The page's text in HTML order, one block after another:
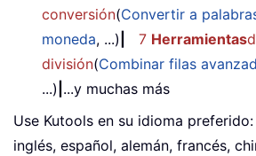
conversión(Convertir a
moneda, ...) 7 Herramientas
división(Combinar filas
...) ...y muchas más
Use Kutools en su idioma
inglés, español, alemán, francés,